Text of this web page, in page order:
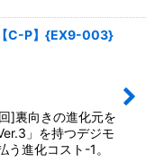
C-P】{EX9-003}
]裏向きの進化元を
」を持つデジモ
う進化コスト-1。